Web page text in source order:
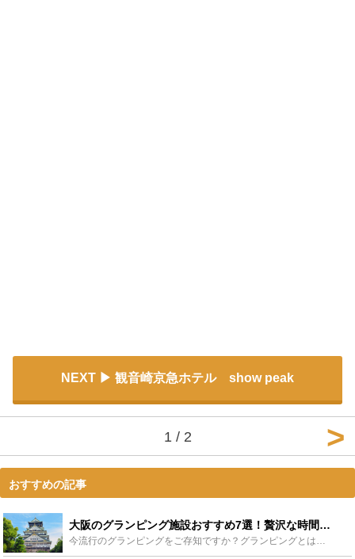
NEXT 観音崎京急ホテル show peak
1 / 2
おすすめの記事
大阪のグランピング施設おすすめ7選！贅沢な時間を満喫しよう！ - Leisurego(レジャーゴー)
今流行のグランピングをご存知ですか？グランピングとは「グラマラス」と「キャンプ」を合わせた造語で、初心者でも楽しめる、新しいアウトドアスタイルのスタイルです。今回は大阪でグランピングが楽しめる施設を...